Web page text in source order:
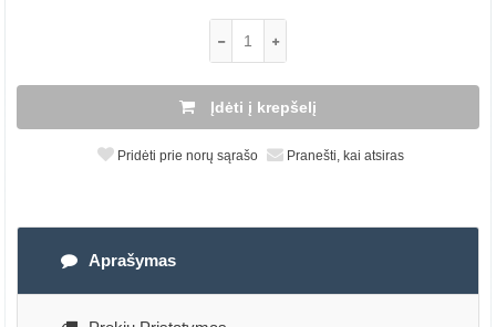
Įdėti į krepšelį
Pridėti prie norų sąrašo Pranešti, kai atsiras
Aprašymas